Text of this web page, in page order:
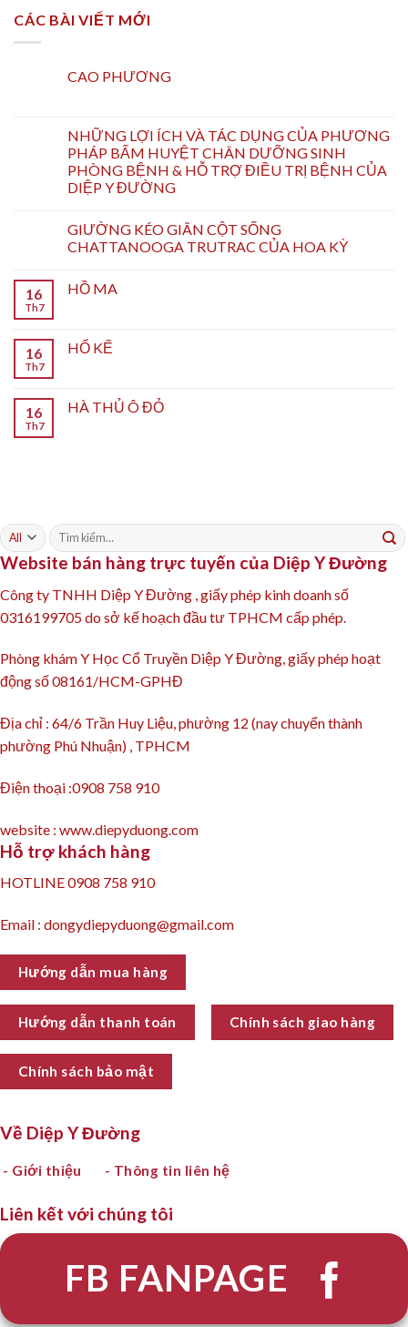
CÁC BÀI VIẾT MỚI
CAO PHƯƠNG
NHỮNG LỢI ÍCH VÀ TÁC DỤNG CỦA PHƯƠNG
PHÁP BẤM HUYỆT CHÂN DƯỠNG SINH
PHÒNG BỆNH & HỖ TRỢ ĐIỀU TRỊ BỆNH CỦA
DIỆP Y ĐƯỜNG
GIƯỜNG KÉO GIÃN CỘT SỐNG
CHATTANOOGA TRUTRAC CỦA HOA KỲ
16
Th7
HỒ MA
16
Th7
HỔ KẾ
16
Th7
HÀ THỦ Ô ĐỎ
Tìm
kiếm:
Website bán hàng trực tuyến của Diệp Y Đường
Công ty TNHH Diệp Y Đường , giấy phép kinh doanh số
0316199705 do sở kế hoạch đầu tư TPHCM cấp phép.
Phòng khám Y Học Cổ Truyền Diệp Y Đường, giấy phép hoạt
động số 08161/HCM-GPHĐ
Địa chỉ : 64/6 Trần Huy Liệu, phường 12 (nay chuyển thành
phường Phú Nhuận) , TPHCM
Điện thoại :0908 758 910
website : www.diepyduong.com
Hỗ trợ khách hàng
HOTLINE 0908 758 910
Email : dongydiepyduong@gmail.com
Hướng dẫn mua hàng
Hướng dẫn thanh toán Chính sách giao hàng
Chính sách bảo mật
Về Diệp Y Đường
- Giới thiệu - Thông tin liên hệ
Liên kết với chúng tôi
FB FANPAGE